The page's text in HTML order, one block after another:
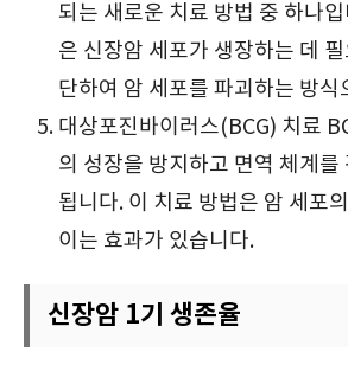
되는 새로운 치료 방법 중 하나
은 신장암 세포가 생장하는 데
단하여 암 세포를 파괴하는 방식
대상포진바이러스(BCG) 치료
의 성장을 방지하고 면역 체계를
됩니다. 이 치료 방법은 암 세포
이는 효과가 있습니다.
신장암 1기 생존율